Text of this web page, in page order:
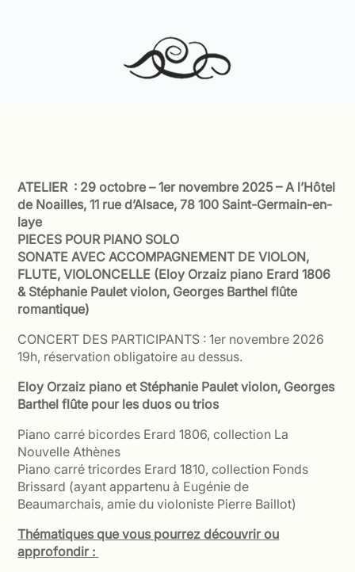
ATELIER : 29 octobre – 1er novembre 2025 – A l’Hôtel
de Noailles, 11 rue d’Alsace, 78 100 Saint-Germain-en-
laye
PIECES POUR PIANO SOLO
SONATE AVEC ACCOMPAGNEMENT DE VIOLON,
FLUTE, VIOLONCELLE (Eloy Orzaiz piano Erard 1806
& Stéphanie Paulet violon, Georges Barthel flûte
romantique)
CONCERT DES PARTICIPANTS : 1er novembre 2026
19h, réservation obligatoire au dessus.
Eloy Orzaiz piano et Stéphanie Paulet violon, Georges
Barthel flûte pour les duos ou trios
Piano carré bicordes Erard 1806, collection La
Nouvelle Athènes
Piano carré tricordes Erard 1810, collection Fonds
Brissard (ayant appartenu à Eugénie de
Beaumarchais, amie du violoniste Pierre Baillot)
Thématiques que vous pourrez découvrir ou
approfondir :